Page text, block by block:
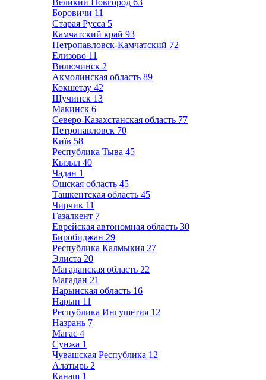
Великий Новгород 63
Боровичи 11
Старая Русса 5
Камчатский край 93
Петропавловск-Камчатский 72
Елизово 11
Вилючинск 2
Акмолинская область 89
Кокшетау 42
Щучинск 13
Макинск 6
Северо-Казахстанская область 77
Петропавловск 70
Київ 58
Республика Тыва 45
Кызыл 40
Чадан 1
Ошская область 45
Ташкентская область 45
Чирчик 11
Газалкент 7
Еврейская автономная область 30
Биробиджан 29
Республика Калмыкия 27
Элиста 20
Магаданская область 22
Магадан 21
Нарынская область 16
Нарын 11
Республика Ингушетия 12
Назрань 7
Магас 4
Сунжа 1
Чувашская Республика 12
Алатырь 2
Канаш 1